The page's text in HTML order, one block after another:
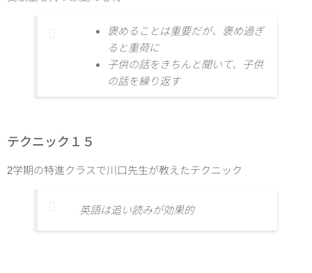
褒めることは重要だが、褒め過ぎ
ると重荷に
子供の話をきちんと聞いて、子供
の話を繰り返す
テクニック１５
2学期の特進クラスで川口先生が教えたテクニック
英語は追い読みが効果的